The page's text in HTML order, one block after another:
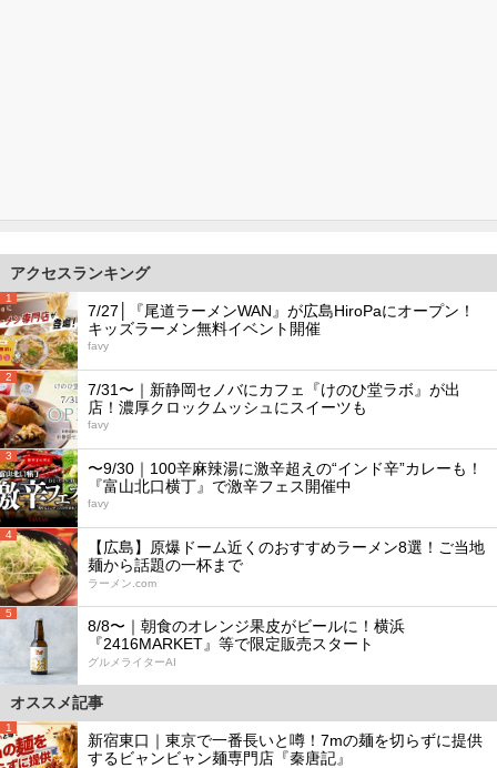
アクセスランキング
1
7/27│『尾道ラーメンWAN』が広島HiroPaにオープン！
キッズラーメン無料イベント開催
favy
2
7/31〜｜新静岡セノバにカフェ『けのひ堂ラボ』が出
店！濃厚クロックムッシュにスイーツも
favy
3
〜9/30｜100辛麻辣湯に激辛超えの“インド辛”カレーも！
『富山北口横丁』で激辛フェス開催中
favy
4
【広島】原爆ドーム近くのおすすめラーメン8選！ご当地
麺から話題の一杯まで
ラーメン.com
5
8/8〜｜朝食のオレンジ果皮がビールに！横浜
『2416MARKET』等で限定販売スタート
グルメライターAI
オススメ記事
1
新宿東口｜東京で一番長いと噂！7mの麺を切らずに提供
するビャンビャン麺専門店『秦唐記』